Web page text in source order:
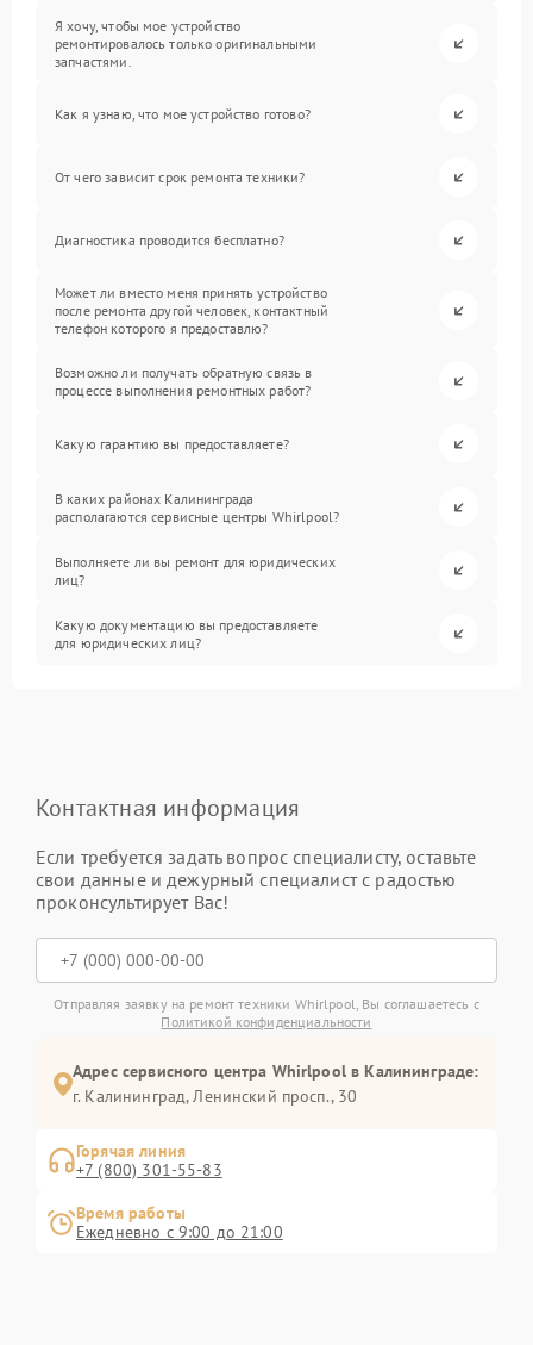
Я хочу, чтобы мое устройство
ремонтировалось только оригинальными
запчастями.
Как я узнаю, что мое устройство готово?
От чего зависит срок ремонта техники?
Диагностика проводится бесплатно?
Может ли вместо меня принять устройство
после ремонта другой человек, контактный
телефон которого я предоставлю?
Возможно ли получать обратную связь в
процессе выполнения ремонтных работ?
Какую гарантию вы предоставляете?
В каких районах Калининграда
располагаются сервисные центры Whirlpool?
Выполняете ли вы ремонт для юридических
лиц?
Какую документацию вы предоставляете
для юридических лиц?
Контактная информация
Если требуется задать вопрос специалисту, оставьте
свои данные и дежурный специалист с радостью
проконсультирует Вас!
Отправляя заявку на ремонт техники Whirlpool, Вы соглашаетесь с
Политикой конфиденциальности
Адрес сервисного центра Whirlpool в Калининграде:
г. Калининград, Ленинский просп., 30
Горячая линия
+7 (800) 301-55-83
Время работы
Ежедневно с 9:00 до 21:00